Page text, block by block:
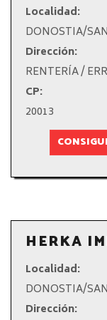
Localidad:
DONOSTIA/
Dirección:
RENTERÍA /
CP:
20013
HERKA
Localidad:
DONOSTIA/
Dirección: